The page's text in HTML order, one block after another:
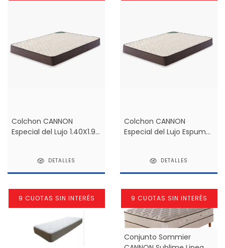
Colchon CANNON
Especial del Lujo 1.40X1.90
DETALLES
Colchon CANNON
Especial del Lujo Espuma
DETALLES
9 CUOTAS SIN INTERÉS 9 CUOTAS SIN INTERÉS
Conjunto Sommier